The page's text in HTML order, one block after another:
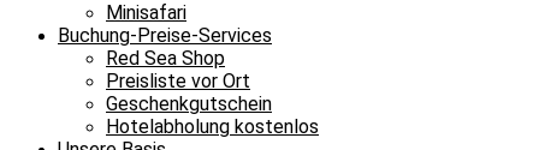
Minisafari
Buchung-Preise-Services
Red Sea Shop
Preisliste vor Ort
Geschenkgutschein
Hotelabholung kostenlos